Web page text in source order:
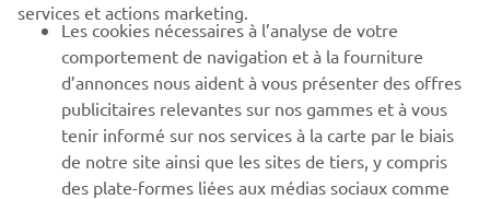
PLUS YAMAHA
SUPPORT
NEWSLETTER
services et actions marketing.
Les cookies nécessaires à l’analyse de votre
comportement de navigation et à la fourniture
d’annonces nous aident à vous présenter des offres
publicitaires relevantes sur nos gammes et à vous
tenir informé sur nos services à la carte par le biais
de notre site ainsi que les sites de tiers, y compris
des plate-formes liées aux médias sociaux comme